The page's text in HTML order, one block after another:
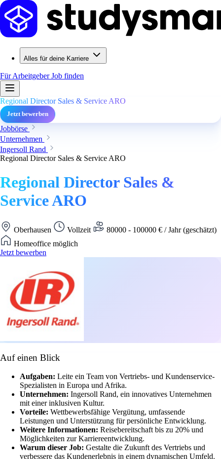
Alles für deine Karriere
Für ArbeitgeberJob finden
Regional Director Sales & Service ARO
Jetzt bewerben
Jobbörse
Unternehmen
Ingersoll Rand
Regional Director Sales & Service ARO
Regional Director Sales &
Service ARO
Oberhausen Vollzeit
80000 - 100000 € / Jahr (geschätzt)
Homeoffice möglich
Jetzt bewerben
Auf einen Blick
Aufgaben: Leite ein Team von Vertriebs- und Kundenservice-
Spezialisten in Europa und Afrika.
Unternehmen: Ingersoll Rand, ein innovatives Unternehmen
mit einer inklusiven Kultur.
Vorteile: Wettbewerbsfähige Vergütung, umfassende
Leistungen und Unterstützung für persönliche Entwicklung.
Weitere Informationen: Reisebereitschaft bis zu 20% und
Möglichkeiten zur Karriereentwicklung.
Warum dieser Job: Gestalte die Zukunft des Vertriebs und
verbessere das Kundenerlebnis in einem dynamischen Umfeld.